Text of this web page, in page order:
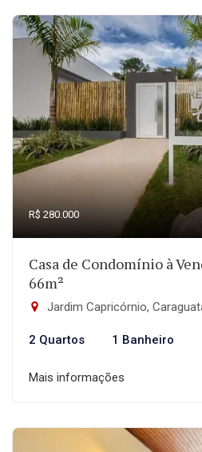
R$ 280.000
Casa de Condomínio à
66m²
Jardim Capricórnio,
2 Quartos 1 Banheiro
Mais informações